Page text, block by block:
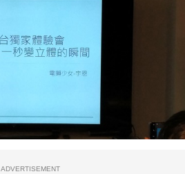
ADVERTISEMENT